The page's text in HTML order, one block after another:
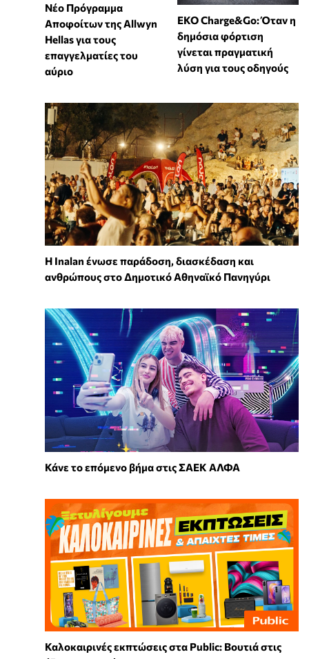
Νέο Πρόγραμμα
Αποφοίτων της Allwyn
Hellas για τους
επαγγελματίες του
αύριο
EKO Charge&Go: Όταν η
δημόσια φόρτιση
γίνεται πραγματική
λύση για τους οδηγούς
Η Inalan ένωσε παράδοση, διασκέδαση και
ανθρώπους στο Δημοτικό Αθηναϊκό Πανηγύρι
Κάνε το επόμενο βήμα στις ΣΑΕΚ ΑΛΦΑ
Καλοκαιρινές εκπτώσεις στα Public: Βουτιά στις